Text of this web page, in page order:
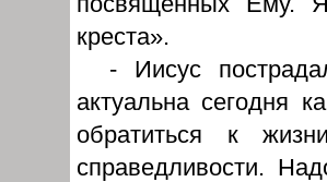
креста».
- Иисус
актуальна сегодня
обратиться к
справедливости.